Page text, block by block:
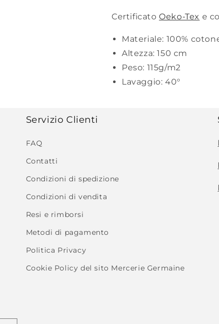
CertificatoOeko-Tex e
Materiale: 100%
Altezza: 150 cm
Peso: 115g/m2
Lavaggio: 40°
Servizio Clienti
FAQ
Contatti
Condizioni di spedizione
Condizioni di vendita
Resi e rimborsi
Metodi di pagamento
Politica Privacy
Cookie Policy del sito Mercerie Germaine